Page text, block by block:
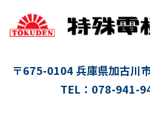
〒675-0104 兵庫県加古川
TEL：078-941-